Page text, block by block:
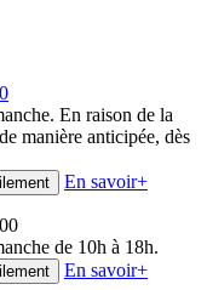
En raison de la
manière anticipée, dès
En savoir+
de 10h à 18h.
En savoir+